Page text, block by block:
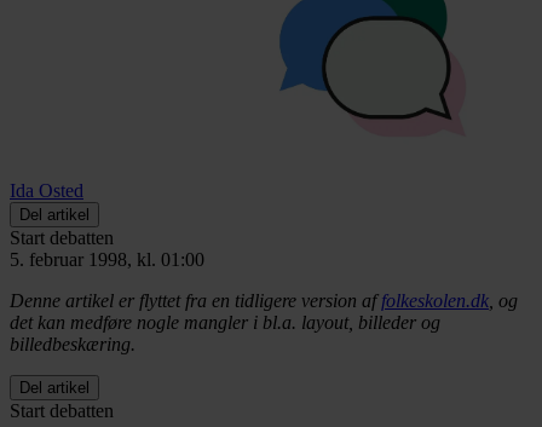
Ida Osted
Del artikel
Start debatten
5. februar 1998, kl. 01:00
Denne artikel er flyttet fra en tidligere version affolkeskolen.dk, og
det kan medføre nogle mangler i bl.a. layout, billeder og
billedbeskæring.
Del artikel
Start debatten